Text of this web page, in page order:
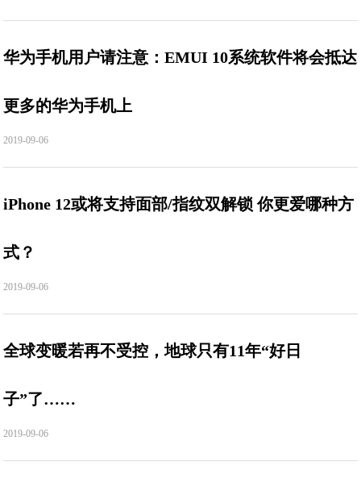
华为手机用户请注意：EMUI 10系统软件将会抵达
更多的华为手机上
2019-09-06
iPhone 12或将支持面部/指纹双解锁 你更爱哪种方
式？
2019-09-06
全球变暖若再不受控，地球只有11年“好日
子”了……
2019-09-06